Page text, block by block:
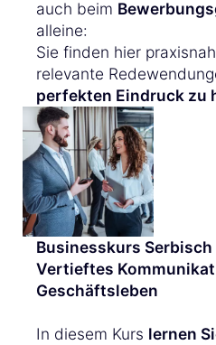
auch beim
alleine:
Sie finden hier
relevante
perfekten Eindruck zu
Businesskurs Serbisch
Vertieftes
Geschäftsleben
In diesem Kurs lernen